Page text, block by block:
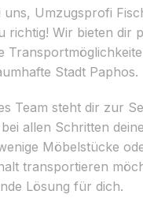
uns, Umzugsprofi
richtig! Wir bieten dir
Stadt Paphos.
Team steht dir zur
allen Schritten
Möbelstücke
transportieren
Lösung für dich.